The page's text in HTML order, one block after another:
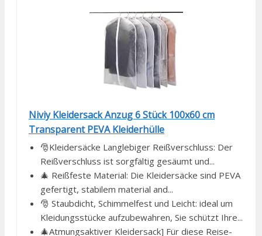
Niviy Kleidersack Anzug 6 Stück 100x60 cm
Transparent PEVA Kleiderhülle
🎅Kleidersäcke Langlebiger Reißverschluss: Der
Reißverschluss ist sorgfältig gesäumt und...
🎄 Reißfeste Material: Die Kleidersäcke sind PEVA
gefertigt, stabilem material and...
🎅 Staubdicht, Schimmelfest und Leicht: ideal um
Kleidungsstücke aufzubewahren, Sie schützt Ihre...
🎄Atmungsaktiver Kleidersack] Für diese Reise-